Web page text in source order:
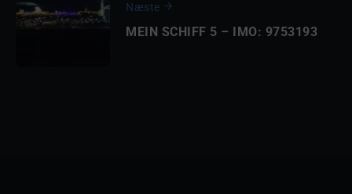
Næste
MEIN SCHIFF 5 – IMO: 9753193